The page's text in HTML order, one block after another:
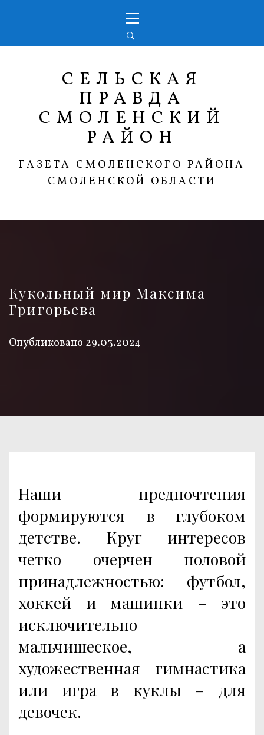
меню
СЕЛЬСКАЯ
ПРАВДА
СМОЛЕНСКИЙ
РАЙОН
ГАЗЕТА СМОЛЕНСКОГО РАЙОНА
СМОЛЕНСКОЙ ОБЛАСТИ
Кукольный мир Максима
Григорьева
Опубликовано 29.03.2024
Наши предпочтения
формируются в глубоком
детстве. Круг интересов
четко очерчен половой
принадлежностью: футбол,
хоккей и машинки – это
исключительно
мальчишеское, а
художественная гимнастика
или игра в куклы – для
девочек.